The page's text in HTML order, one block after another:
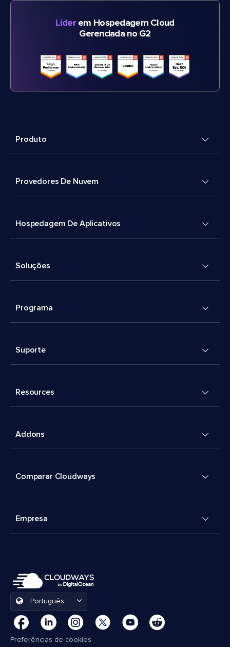
Líderem Hospedagem Cloud
Gerenciada no G2
Produto
Provedores De Nuvem
Hospedagem De Aplicativos
Soluções
Programa
Suporte
Resources
Addons
Comparar Cloudways
Empresa
Português
Preferências de cookies